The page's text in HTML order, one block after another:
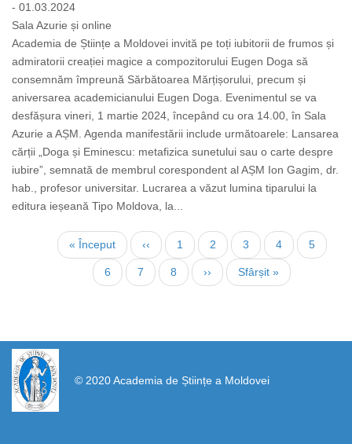
- 01.03.2024
Sala Azurie și online
Academia de Științe a Moldovei invită pe toți iubitorii de frumos și
admiratorii creației magice a compozitorului Eugen Doga să
consemnăm împreună Sărbătoarea Mărțișorului, precum și
aniversarea academicianului Eugen Doga. Evenimentul se va
desfășura vineri, 1 martie 2024, începând cu ora 14.00, în Sala
Azurie a AȘM. Agenda manifestării include următoarele: Lansarea
cărții „Doga și Eminescu: metafizica sunetului sau o carte despre
iubire”, semnată de membrul corespondent al AȘM Ion Gagim, dr.
hab., profesor universitar. Lucrarea a văzut lumina tiparului la
editura ieșeană Tipo Moldova, la...
Prima
pagină
« Început
Pagina
anterioară
‹‹ Page
1
Pagina
curentă
2 Page
3 Page
4 Page
5
Page
6 Page
7 Page
8
Pagina
următoare
››
Ultima
pagină
Sfârșit »
© 2020 Academia de Științe a Moldovei
https://propletenie.ru/